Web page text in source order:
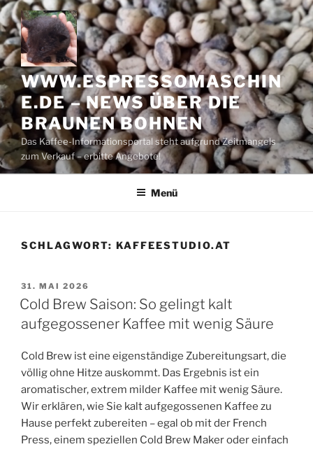
Zum
Inhalt
springen
WWW.ESPRESSOMASCHIN
E.DE – NEWS ÜBER DIE
BRAUNEN BOHNEN
Das Kaffee-Informationsportal steht aufgrund Zeitmangels
zum Verkauf – erbitte Angebote!
Menü
SCHLAGWORT: KAFFEESTUDIO.AT
VERÖFFENTLICHT
AM
31. MAI 2026
Cold Brew Saison: So gelingt kalt
aufgegossener Kaffee mit wenig Säure
Cold Brew ist eine eigenständige Zubereitungsart, die
völlig ohne Hitze auskommt. Das Ergebnis ist ein
aromatischer, extrem milder Kaffee mit wenig Säure.
Wir erklären, wie Sie kalt aufgegossenen Kaffee zu
Hause perfekt zubereiten – egal ob mit der French
Press, einem speziellen Cold Brew Maker oder einfach